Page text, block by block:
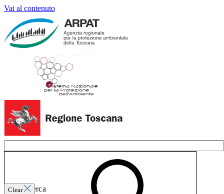
Vai al contenuto
Clear
Invia ricerca